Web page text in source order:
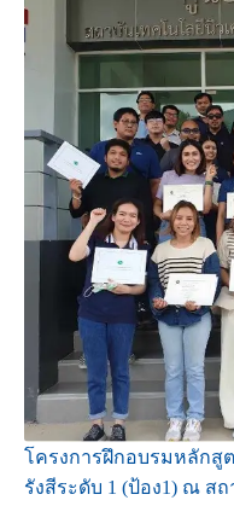
โครงการฝึกอบรมหลักสู
รังสีระดับ 1 (ป้อง1) ณ ส